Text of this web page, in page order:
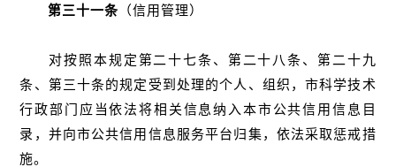
第三十一条 （信用管理）
对按照本规定第二十七条、第二十八条、第二十九
条、第三十条的规定受到处理的个人、组织，市科学技术
行政部门应当依法将相关信息纳入本市公共信用信息目
录，并向市公共信用信息服务平台归集，依法采取惩戒措
施。